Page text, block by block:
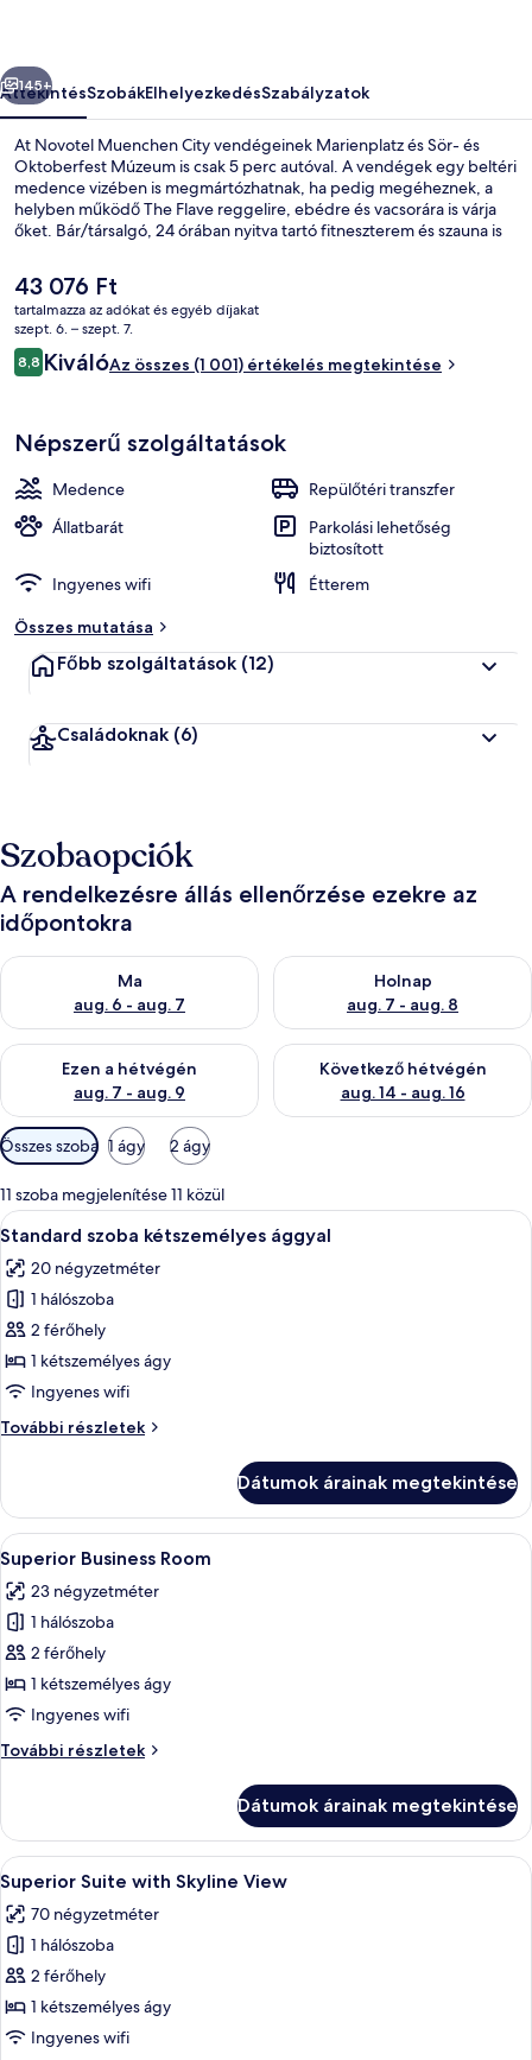
Következő
145+
ÁttekintésSzobákElhelyezkedésSzabályzatok
At Novotel Muenchen City vendégeinek Marienplatz és Sör- és
Oktoberfest Múzeum is csak 5 perc autóval. A vendégek egy beltéri
medence vizében is megmártózhatnak, ha pedig megéheznek, a
helyben működő The Flave reggelire, ebédre és vacsorára is várja
őket. Bár/társalgó, 24 órában nyitva tartó fitneszterem és szauna is
szálláshely következő jellemzőiről: segítőkész személyzet és reggeli.
A tömegközlekedés rövid sétával megközelíthető: Deutsches
Museum villamosmegálló 6 perc, Am Gasteig villamosmegálló pedig
6 perc séta.
A
jelenlegi
ár
43 076 Ft
43 076 Ft
tartalmazza az adókat és egyéb díjakat
szept. 6. – szept. 7.
Értékelések
8,88,8 ennyiből: 10
KiválóAz összes (1 001) értékelés megtekintése
Népszerű szolgáltatások
Medence
Repülőtéri transzfer
Állatbarát
Parkolási lehetőség
biztosított
Ingyenes wifi
Étterem
Összes mutatása
Főbb szolgáltatások (12)
Családoknak (6)
Szobaopciók
A rendelkezésre állás ellenőrzése ezekre az
időpontokra
Ma
aug. 6 - aug. 7
A ma esti rendelkezésre állás ellenőrzése: aug. 6 - aug. 7
Holnap
aug. 7 - aug. 8
A holnapi rendelkezésre állás
Ezen a hétvégén
aug. 7 - aug. 9
A mostani hétvégi rendelkezésre állás ellenőrzése: aug. 7 -
Következő hétvégén
aug. 14 - aug. 16
A következő hétvégi
Szobákhoz
rendelkezésre
álló
szűrők
Összes szoba 1 ágy 2 ágy
11 szoba megjelenítése 11 közül
A
következő
szoba
összes
képének
megtekintése:
Standard
kétszemélyes
Egy modern szállodai szoba,
8
Standard szoba kétszemélyes ággyal
20 négyzetméter
1 hálószoba
2 férőhely
1 kétszemélyes ágy
Ingyenes wifi
További részletek
Standard
további
részletei
Dátumok árainak megtekintése
A
következő
szoba
összes
képének
megtekintése:
Superior
Room
Egy szállodai szoba, amelyben
10
Superior Business Room
23 négyzetméter
1 hálószoba
2 férőhely
1 kétszemélyes ágy
Ingyenes wifi
További részletek
Superior
részletei
Dátumok árainak megtekintése
A
következő
szoba
összes
képének
megtekintése:
Superior
Egy modern szállodai szoba,
15
Superior Suite with Skyline View
70 négyzetméter
1 hálószoba
2 férőhely
1 kétszemélyes ágy
Ingyenes wifi